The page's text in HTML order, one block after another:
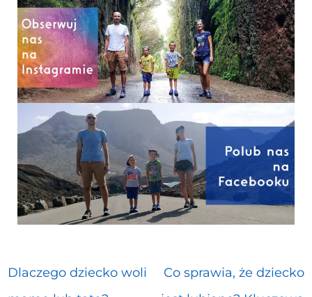
Dlaczego dziecko woli
Co sprawia, że dziecko